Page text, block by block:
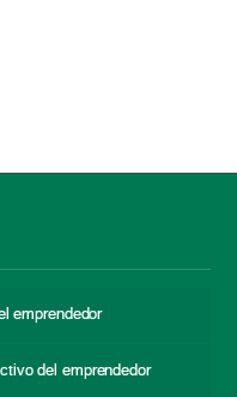
emprendedor
del emprendedor